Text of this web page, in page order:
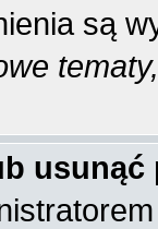
są
usunąć